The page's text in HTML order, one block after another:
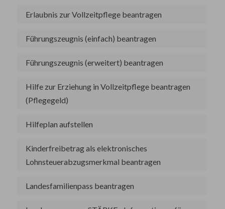
Erlaubnis zur Vollzeitpflege beantragen
Führungszeugnis (einfach) beantragen
Führungszeugnis (erweitert) beantragen
Hilfe zur Erziehung in Vollzeitpflege beantragen
(Pflegegeld)
Hilfeplan aufstellen
Kinderfreibetrag als elektronisches
Lohnsteuerabzugsmerkmal beantragen
Landesfamilienpass beantragen